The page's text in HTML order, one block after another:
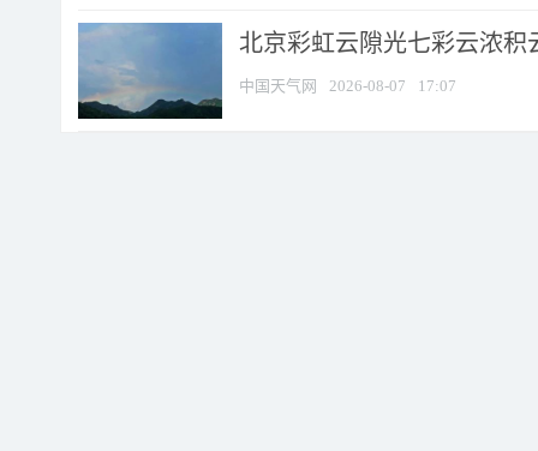
北京彩虹云隙光七彩云浓积
中国天气网 2026-08-07 17:07